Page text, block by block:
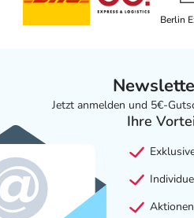
Berlin
Jetzt anmelden und 5€-
Ihre